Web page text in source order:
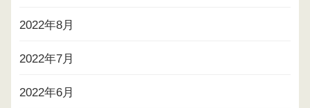
2022年8月
2022年7月
2022年6月